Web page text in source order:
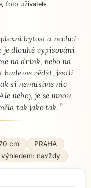
bytost a nechci
je dlouhé vypisování
na drink, nebo na
budeme vědět, jestli
si nemusíme nic
neboj, je se mnou
tak jako tak. ”
cm
PRAHA
výhledem: navždy